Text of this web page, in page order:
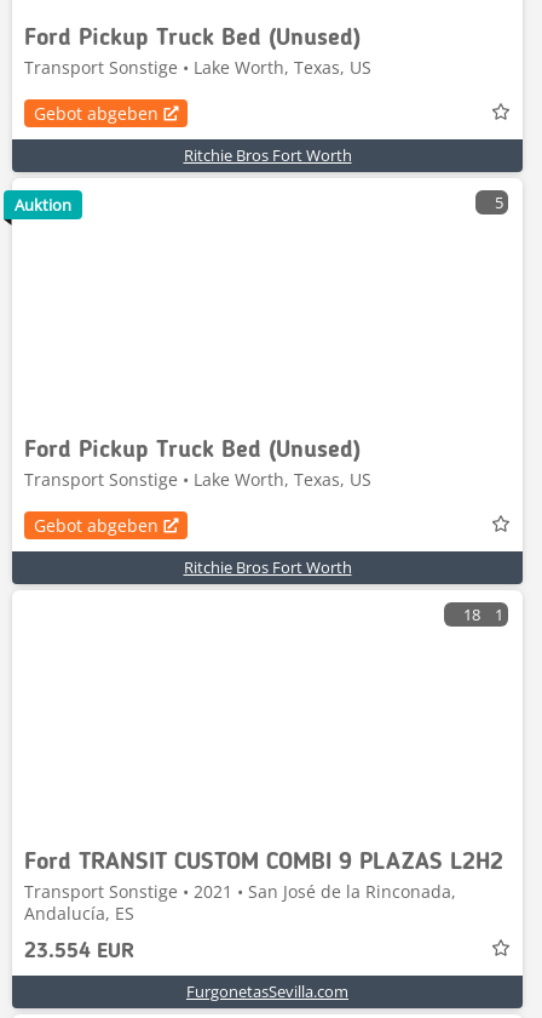
Ford Pickup Truck Bed (Unused)
Transport Sonstige • Lake Worth, Texas, US
Gebot abgeben
Ritchie Bros Fort Worth
5
Ford Pickup Truck Bed (Unused)
Transport Sonstige • Lake Worth, Texas, US
Gebot abgeben
Ritchie Bros Fort Worth
Auktion
18 1
Ford TRANSIT CUSTOM COMBI 9 PLAZAS L2H2
Transport Sonstige • 2021 • San José de la Rinconada,
Andalucía, ES
23.554 EUR
FurgonetasSevilla.com